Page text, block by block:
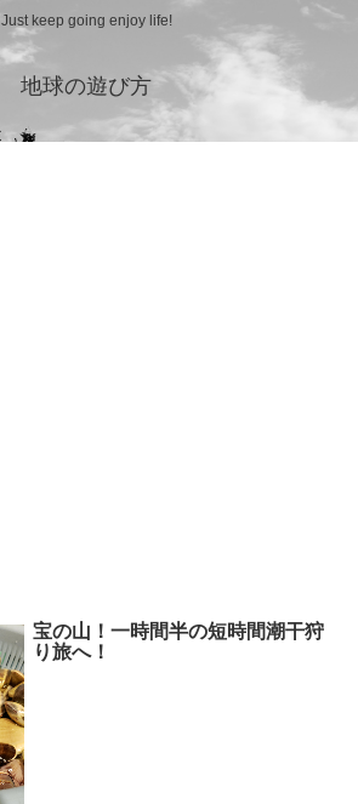
Just keep going enjoy life!
地球の遊び方
宝の山！一時間半の短時間潮干狩
り旅へ！